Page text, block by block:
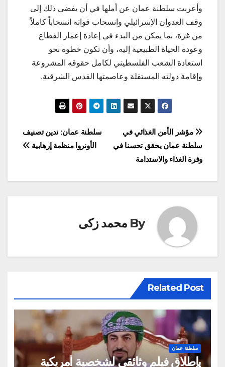
وأعربت سلطنة عمان عن أملها في أن يفضي ذلك إلى
وقف العدوان الإسرائيلي وانسحاب قواته انسحاباً كاملاً
من غزة، بما يمكن من البدء في إعادة إعمار القطاع
وعودة الحياة الطبيعية إليه، وأن تكون خطوة نحو
استعادة الشعب الفلسطيني لكامل حقوقه المشروعة
وإقامة دولته المستقلة وعاصمتها القدس الشرقية.
تصفّح
المقالات
سلطنة عمان: ندين تصنيف
الأونروا منظمة إرهابية
مؤشر الأمن الغذائي في
سلطنة عمان يحقق تحسنا في
وفرة الغذاء والاستدامة
By محمد زكى
Related Post
سلطنة عمان
بإطلاق فيلم وثائقي لشخصية أمريكية